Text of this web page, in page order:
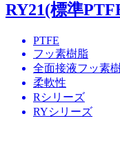
RY21(標準
PTFE
フッ素樹脂
全面接液フッ素
柔軟性
Rシリーズ
RYシリーズ